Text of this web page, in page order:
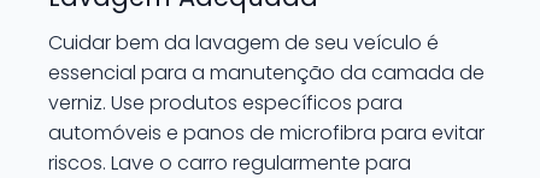
Cuidar bem da lavagem de seu veículo é
essencial para a manutenção da camada de
verniz. Use produtos específicos para
automóveis e panos de microfibra para evitar
riscos. Lave o carro regularmente para